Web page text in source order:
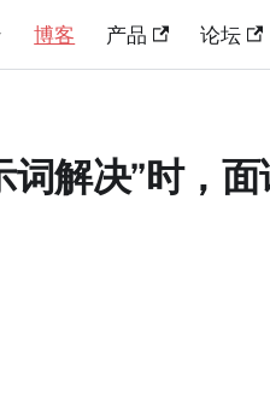
博客 产品 论坛
词解决”时，面